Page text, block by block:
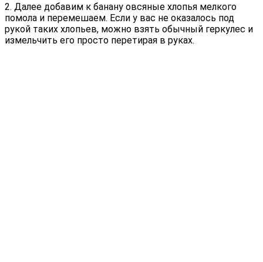
2. Далее добавим к банану овсяные хлопья мелкого
помола и перемешаем. Если у вас не оказалось под
рукой таких хлопьев, можно взять обычный геркулес и
измельчить его просто перетирая в руках.